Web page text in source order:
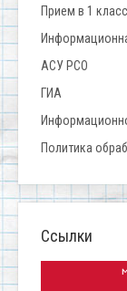
Прием в 1 класс
АСУ РСО
ГИА
Политика
Ссылки